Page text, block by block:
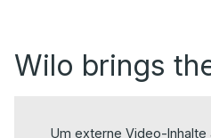
Wilo brings
Um externe Video-